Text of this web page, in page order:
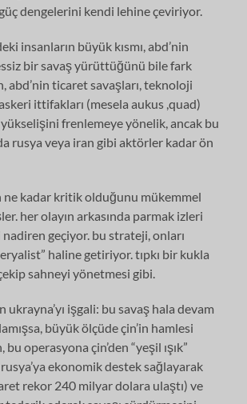
dengelerini kendi lehine çeviriyor.
insanların büyük kısmı, abd’nin
bir savaş yürüttüğünü bile fark
abd’nin ticaret savaşları, teknoloji
askeri ittifakları (mesela aukus ,quad)
frenlemeye yönelik, ancak bu
rusya veya iran gibi aktörler kadar ön
ne kadar kritik olduğunu mükemmel
her olayın arkasında parmak izleri
geçiyor. bu strateji, onları
haline getiriyor. tıpkı bir kukla
sahneyi yönetmesi gibi.
ukrayna’yı işgali: bu savaş hala devam
büyük ölçüde çin’in hamlesi
operasyona çin’den “yeşil ışık”
ekonomik destek sağlayarak
rekor 240 milyar dolara ulaştı) ve